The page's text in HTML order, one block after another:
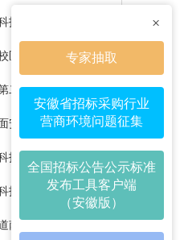
×
专家抽取
安徽省招标采购行业
营商环境问题征集
全国招标公告公示标准
发布工具客户端
（安徽版）
亳州学院南湖校区实验室装饰装修改造翻新项目（二次）竞争性谈判公告
阜阳师范大学第二附属中学立德楼走廊楼梯大梁翻修项目（二次）终止公告
霍邱商厦外立面安全隐患改造项目中标候选人公示
铜陵国家农业科技园区三期孵化器EPC项目最高限价及工程量清单编制服务中标结果公示
铜陵国家农业科技园区三期孵化器EPC项目全过程造价咨询中标结果公示